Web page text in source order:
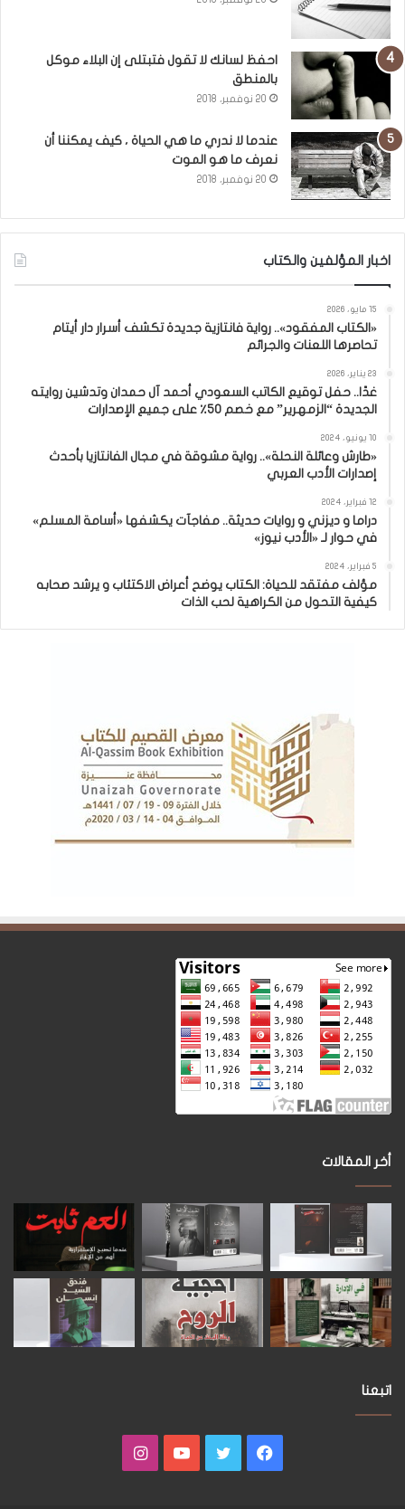
احفظ لسانك لا تقول فتبتلى إن البلاء موكل
بالمنطق
20 نوفمبر، 2018
عندما لا ندري ما هي الحياة ، كيف يمكننا أن
نعرف ما هو الموت
20 نوفمبر، 2018
اخبار المؤلفين والكتاب
15 مايو، 2026
«الكتاب المفقود».. رواية فانتازية جديدة تكشف أسرار دار أيتام
تحاصرها اللعنات والجرائم
23 يناير، 2026
غدًا.. حفل توقيع الكاتب السعودي أحمد آل حمدان وتدشين روايته
الجديدة “الزمهرير” مع خصم 50٪ على جميع الإصدارات
10 يونيو، 2024
«طارش وعائلة النحلة».. رواية مشوقة في مجال الفانتازيا بأحدث
إصدارات الأدب العربي
12 فبراير، 2024
دراما و ديزني و روايات حديثة.. مفاجآت يكشفها «أسامة المسلم»
في حوار لـ «الأدب نيوز»
5 فبراير، 2024
مؤلف مفتقد للحياة: الكتاب يوضح أعراض الاكتئاب و يرشد صحابه
كيفية التحول من الكراهية لحب الذات
أخر المقالات
اتبعنا
فيسبوكتويتر يوتيوبانستقرام